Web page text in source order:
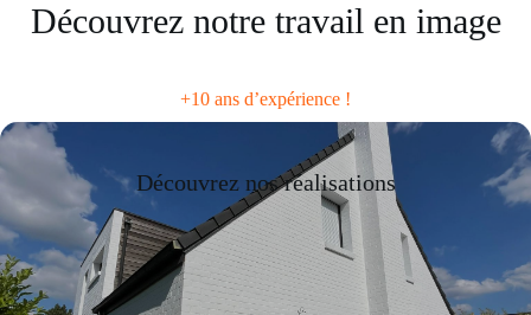
Découvrez notre travail en image
+10 ans d’expérience !
Découvrez nos réalisations